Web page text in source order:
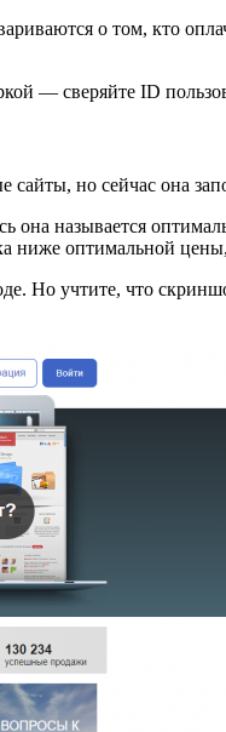
о том, кто
— сверяйте ID
но сейчас она
называется
ниже оптимальной
Но учтите, что